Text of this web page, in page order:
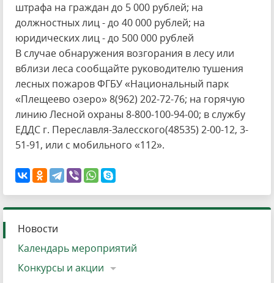
штрафа на граждан до 5 000 рублей; на
должностных лиц - до 40 000 рублей; на
юридических лиц - до 500 000 рублей
В случае обнаружения возгорания в лесу или
вблизи леса сообщайте руководителю тушения
лесных пожаров ФГБУ «Национальный парк
«Плещеево озеро» 8(962) 202-72-76; на горячую
линию Лесной охраны 8-800-100-94-00; в службу
ЕДДС г. Переславля-Залесского(48535) 2-00-12, 3-
51-91, или с мобильного «112».
Новости
Календарь мероприятий
Конкурсы и акции